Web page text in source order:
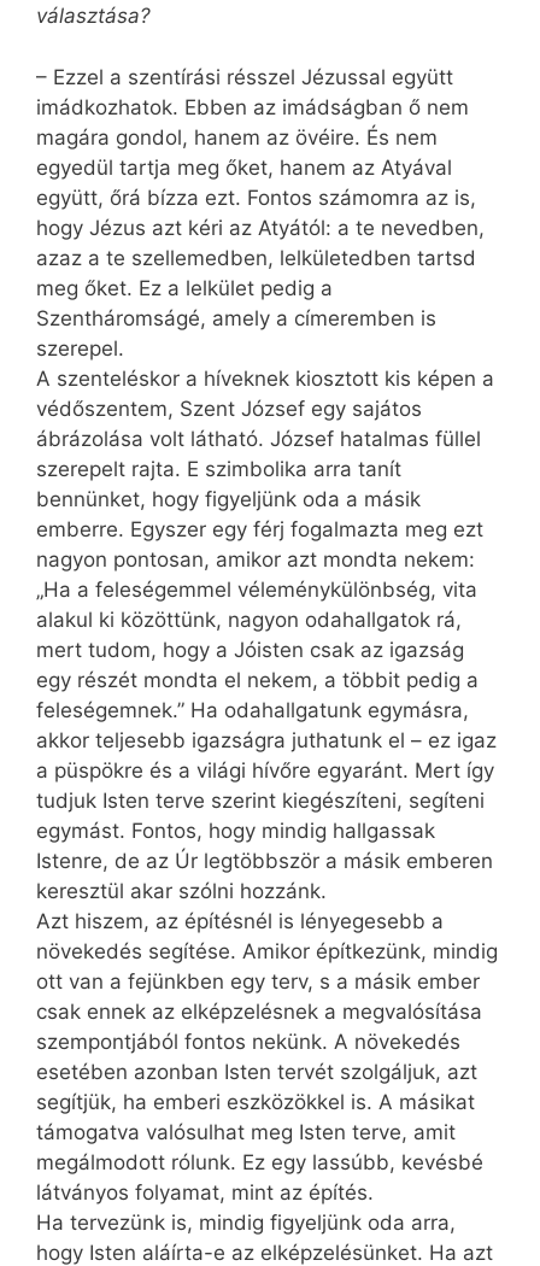
választása?
– Ezzel a szentírási résszel Jézussal együtt
imádkozhatok. Ebben az imádságban ő nem
magára gondol, hanem az övéire. És nem
egyedül tartja meg őket, hanem az Atyával
együtt, őrá bízza ezt. Fontos számomra az is,
hogy Jézus azt kéri az Atyától: a te nevedben,
azaz a te szellemedben, lelkületedben tartsd
meg őket. Ez a lelkület pedig a
Szentháromságé, amely a címeremben is
szerepel.
A szenteléskor a híveknek kiosztott kis képen a
védőszentem, Szent József egy sajátos
ábrázolása volt látható. József hatalmas füllel
szerepelt rajta. E szimbolika arra tanít
bennünket, hogy figyeljünk oda a másik
emberre. Egyszer egy férj fogalmazta meg ezt
nagyon pontosan, amikor azt mondta nekem:
„Ha a feleségemmel véleménykülönbség, vita
alakul ki közöttünk, nagyon odahallgatok rá,
mert tudom, hogy a Jóisten csak az igazság
egy részét mondta el nekem, a többit pedig a
feleségemnek.” Ha odahallgatunk egymásra,
akkor teljesebb igazságra juthatunk el – ez igaz
a püspökre és a világi hívőre egyaránt. Mert így
tudjuk Isten terve szerint kiegészíteni, segíteni
egymást. Fontos, hogy mindig hallgassak
Istenre, de az Úr legtöbbször a másik emberen
keresztül akar szólni hozzánk.
Azt hiszem, az építésnél is lényegesebb a
növekedés segítése. Amikor építkezünk, mindig
ott van a fejünkben egy terv, s a másik ember
csak ennek az elképzelésnek a megvalósítása
szempontjából fontos nekünk. A növekedés
esetében azonban Isten tervét szolgáljuk, azt
segítjük, ha emberi eszközökkel is. A másikat
támogatva valósulhat meg Isten terve, amit
megálmodott rólunk. Ez egy lassúbb, kevésbé
látványos folyamat, mint az építés.
Ha tervezünk is, mindig figyeljünk oda arra,
hogy Isten aláírta-e az elképzelésünket. Ha azt